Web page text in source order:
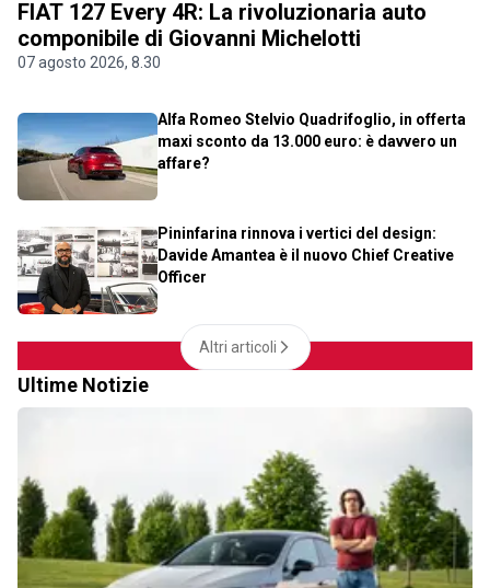
FIAT 127 Every 4R: La rivoluzionaria auto
componibile di Giovanni Michelotti
07 agosto 2026, 8.30
Alfa Romeo Stelvio Quadrifoglio, in offerta
maxi sconto da 13.000 euro: è davvero un
affare?
Pininfarina rinnova i vertici del design:
Davide Amantea è il nuovo Chief Creative
Officer
Altri articoli
Ultime Notizie